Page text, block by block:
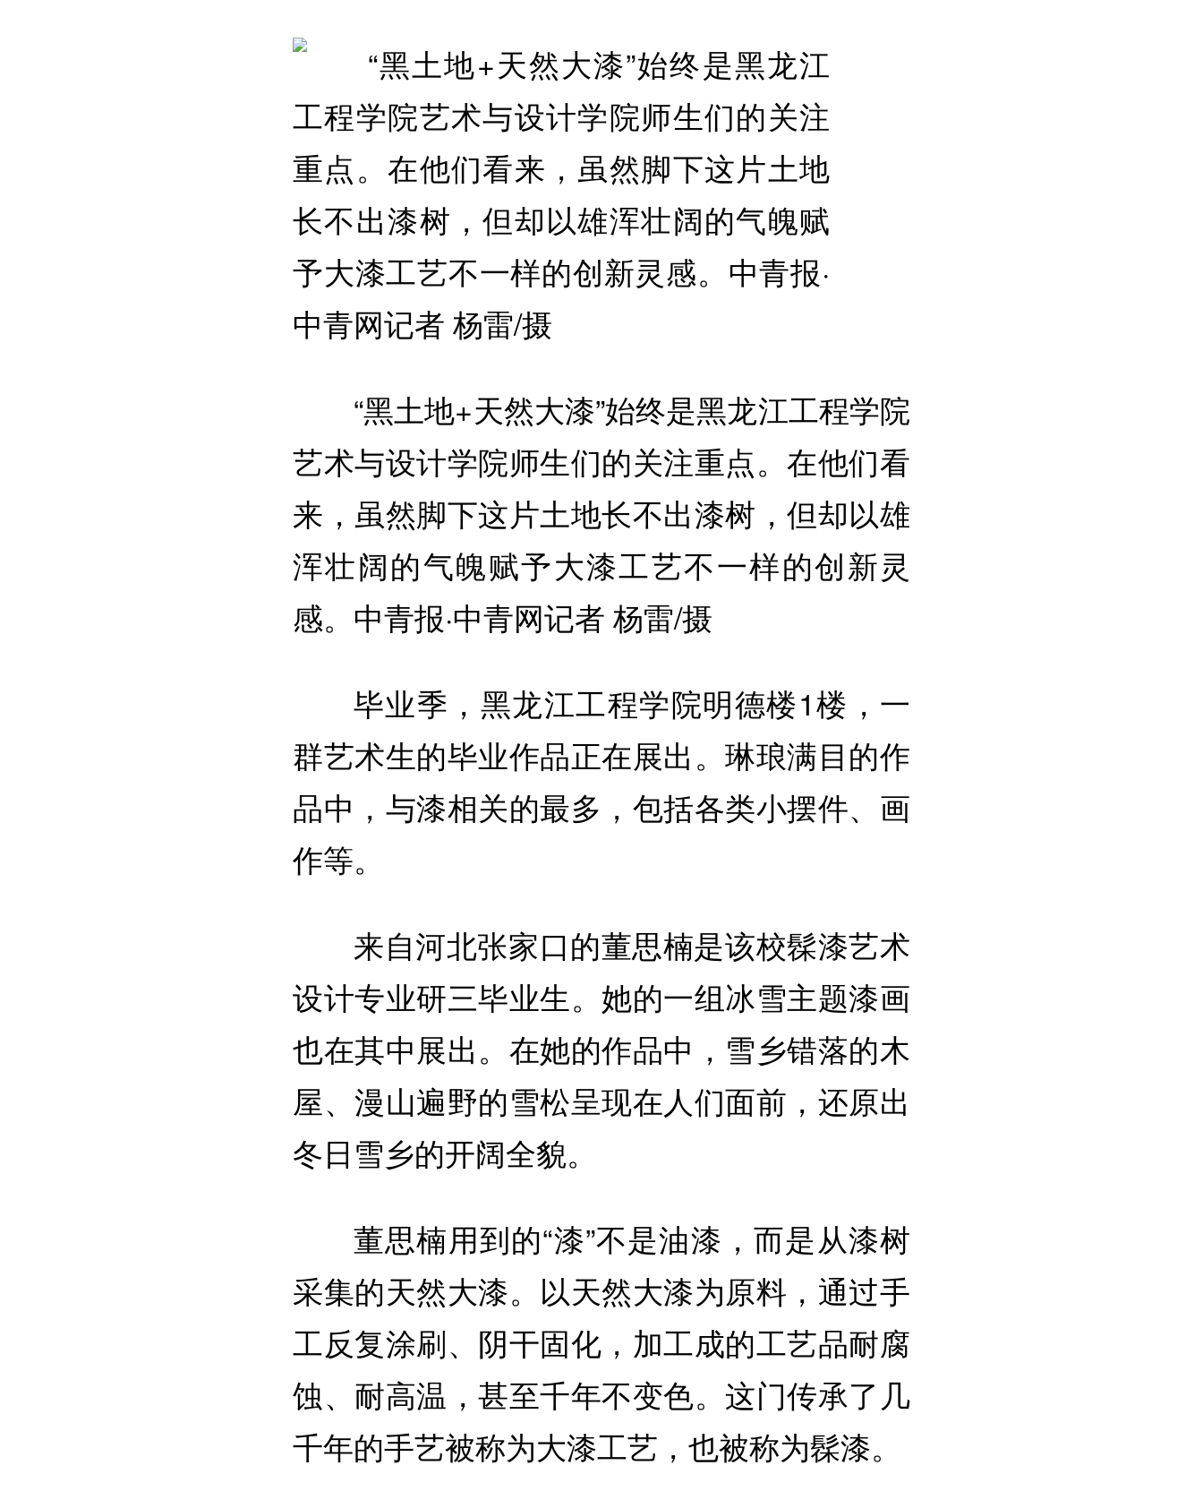
“黑土地+天然大漆”始终是黑龙江工程学院
艺术与设计学院师生们的关注重点。在他们看
来，虽然脚下这片土地长不出漆树，但却以雄
浑壮阔的气魄赋予大漆工艺不一样的创新灵
感。中青报·中青网记者 杨雷/摄
毕业季，黑龙江工程学院明德楼1楼，一
群艺术生的毕业作品正在展出。琳琅满目的作
品中，与漆相关的最多，包括各类小摆件、画
作等。
来自河北张家口的董思楠是该校髹漆艺术
设计专业研三毕业生。她的一组冰雪主题漆画
也在其中展出。在她的作品中，雪乡错落的木
屋、漫山遍野的雪松呈现在人们面前，还原出
冬日雪乡的开阔全貌。
董思楠用到的“漆”不是油漆，而是从漆树
采集的天然大漆。以天然大漆为原料，通过手
工反复涂刷、阴干固化，加工成的工艺品耐腐
蚀、耐高温，甚至千年不变色。这门传承了几
千年的手艺被称为大漆工艺，也被称为髹漆。